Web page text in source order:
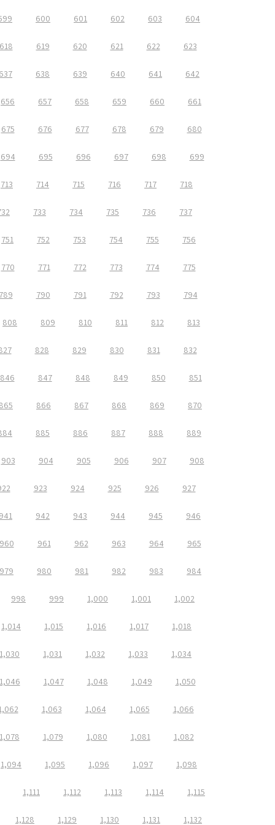
600 601 602 603 604
619 620 621 622 623
638 639 640 641 642
656 657 658 659 660 661
675 676 677 678 679 680
694 695 696 697 698 699
713 714 715 716 717 718
733 734 735 736 737
751 752 753 754 755 756
770 771 772 773 774 775
790 791 792 793 794
808 809 810 811 812 813
828 829 830 831 832
846 847 848 849 850 851
866 867 868 869 870
885 886 887 888 889
903 904 905 906 907 908
923 924 925 926 927
942 943 944 945 946
961 962 963 964 965
979 980 981 982 983 984
998 999 1,000 1,001 1,002
1,014 1,015 1,016 1,017 1,018
1,030 1,031 1,032 1,033 1,034
1,047 1,048 1,049 1,050
1,063 1,064 1,065 1,066
1,079 1,080 1,081 1,082
1,094 1,095 1,096 1,097 1,098
1,111 1,112 1,113 1,114 1,115
1,128 1,129 1,130 1,131 1,132